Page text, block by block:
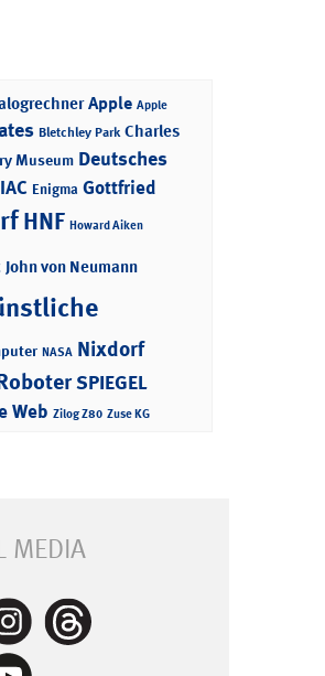
Apple Apple
Bletchley Park Charles
Museum Deutsches
Enigma Gottfried
HNF Howard Aiken
John von Neumann
NASA Nixdorf
SPIEGEL
Web Zilog Z80 Zuse KG
MEDIA